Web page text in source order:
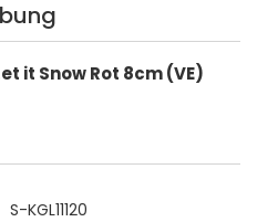
it Snow Rot 8cm (VE)
S-KGL11120